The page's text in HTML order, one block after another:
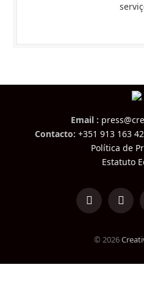
Email :
Contacto: +351 913 163
Política de
Estatuto
LinkedIn
© 2026